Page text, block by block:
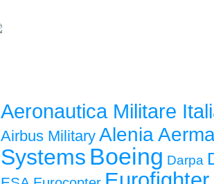
Aeronautica Militare
Airbus Military Alenia
Systems Boeing Darpa